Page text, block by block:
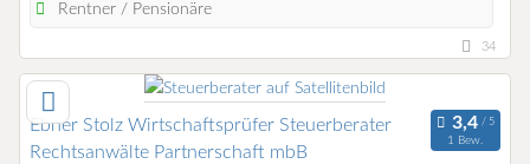
Rentner / Pensionäre
34
Ebner Stolz Wirtschaftsprüfer Steuerberater
Rechtsanwälte Partnerschaft mbB
1 Bew.